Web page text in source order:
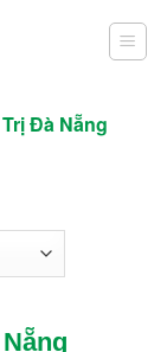
Đà Nẵng